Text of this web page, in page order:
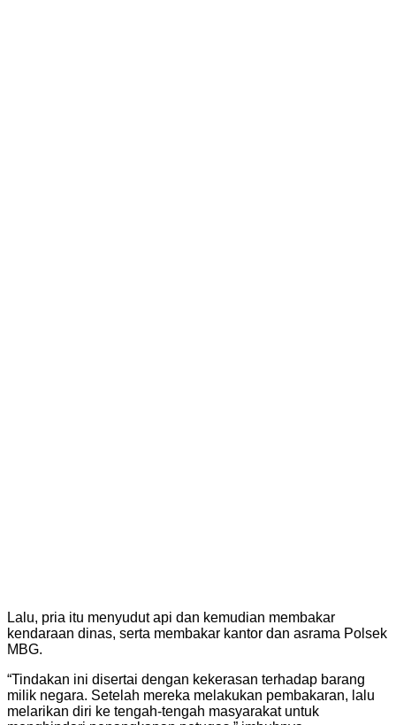
Lalu, pria itu menyudut api dan kemudian membakar
kendaraan dinas, serta membakar kantor dan asrama Polsek
MBG.
“Tindakan ini disertai dengan kekerasan terhadap barang
milik negara. Setelah mereka melakukan pembakaran, lalu
melarikan diri ke tengah-tengah masyarakat untuk